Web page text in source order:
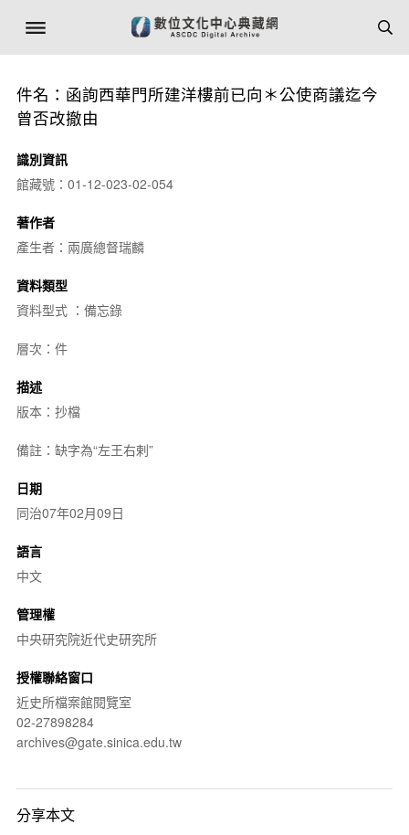
件名：函詢西華門所建洋樓前已向＊公使商議迄今
曾否改撤由
識別資訊
館藏號：01-12-023-02-054
著作者
產生者：兩廣總督瑞麟
資料類型
資料型式 ：備忘錄
層次：件
描述
版本：抄檔
備註：缺字為“左王右剌”
日期
同治07年02月09日
語言
中文
管理權
中央研究院近代史研究所
授權聯絡窗口
近史所檔案館閱覽室
02-27898284
archives@gate.sinica.edu.tw
分享本文